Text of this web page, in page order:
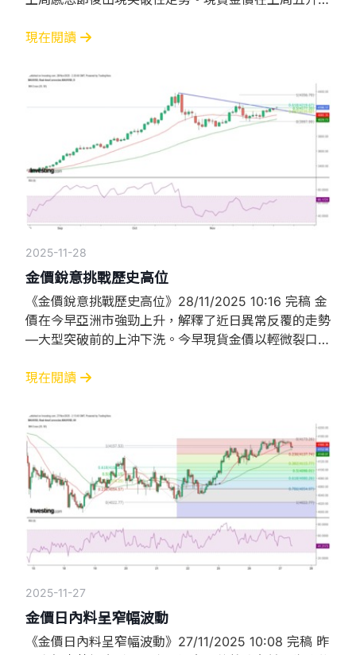
開市前，金價表現極端異常，在一、兩秒內急插十數美
告指，由於CyrusOne的數據中心出現冷卻問題，CME
已暫停市場運作。這已是CME第四次
現在閱讀
2025-11-28
金價銳意挑戰歷史高位
《金價銳意挑戰歷史高位》28/11/2025 10:16 完稿 金
價在今早亞洲市強勁上升，解釋了近日異常反覆的走勢
—大型突破前的上沖下洗。今早現貨金價以輕微裂口高
恩角度，已成為短期重要支持位。從小時圖觀察，金價
的收窄三角形，亦反映了好淡雙方進入短兵相接區域，
當然，好友明顯是主導方向的一方，收窄三角形
現在閱讀
2025-11-27
金價日內料呈窄幅波動
《金價日內料呈窄幅波動》27/11/2025 10:08 完稿 昨